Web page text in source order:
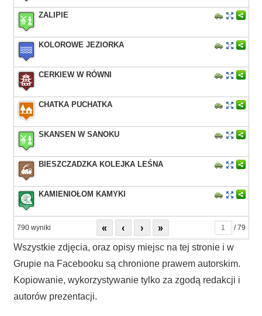
ZALIPIE
KOLOROWE JEZIORKA
CERKIEW W RÓWNI
CHATKA PUCHATKA
SKANSEN W SANOKU
BIESZCZADZKA KOLEJKA LEŚNA
KAMIENIOŁOM KAMYKI
790 wyniki « ‹ › » / 79
Wszystkie zdjęcia, oraz opisy miejsc na tej stronie i w
Grupie na Facebooku są chronione prawem autorskim.
Kopiowanie, wykorzystywanie tylko za zgodą redakcji i
autorów prezentacji.